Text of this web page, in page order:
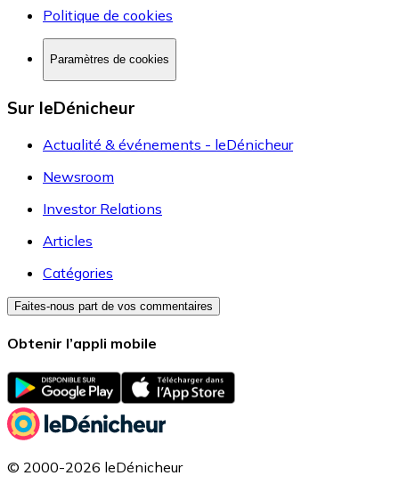
Politique de cookies
Paramètres de cookies
Sur leDénicheur
Actualité & événements - leDénicheur
Newsroom
Investor Relations
Articles
Catégories
Faites-nous part de vos commentaires
Obtenir l’appli mobile
© 2000-2026 leDénicheur